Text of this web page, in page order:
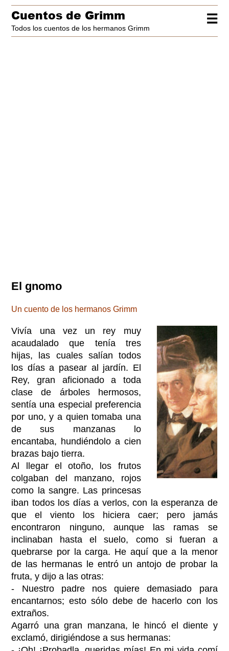
☰
Cuentos de Grimm
Todos los cuentos de los hermanos Grimm
El gnomo
Un cuento de los hermanos Grimm
Vivía una vez un rey muy
acaudalado que tenía tres
hijas, las cuales salían todos
los días a pasear al jardín. El
Rey, gran aficionado a toda
clase de árboles hermosos,
sentía una especial preferencia
por uno, y a quien tomaba una
de sus manzanas lo
encantaba, hundiéndolo a cien
brazas bajo tierra.
Al llegar el otoño, los frutos
colgaban del manzano, rojos
como la sangre. Las princesas
iban todos los días a verlos, con la esperanza de
que el viento los hiciera caer; pero jamás
encontraron ninguno, aunque las ramas se
inclinaban hasta el suelo, como si fueran a
quebrarse por la carga. He aquí que a la menor
de las hermanas le entró un antojo de probar la
fruta, y dijo a las otras:
- Nuestro padre nos quiere demasiado para
encantarnos; esto sólo debe de hacerlo con los
extraños.
Agarró una gran manzana, le hincó el diente y
exclamó, dirigiéndose a sus hermanas: